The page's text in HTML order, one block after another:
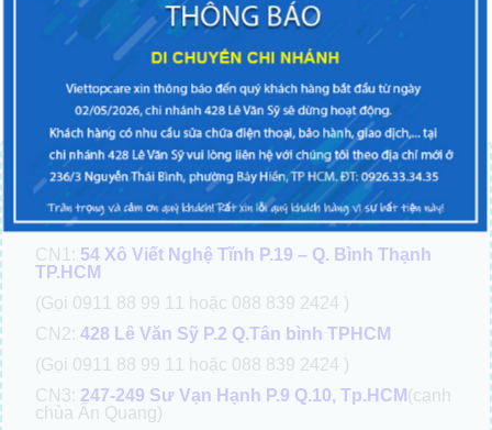
Sửa chữa iPhone
ĐIỆN THOẠI BẠN GẶP VẤN ĐỀ? LIÊN HỆ NGAY!
TRUNG TÂM SỬA CHỮA ĐIỆN THOẠI VIETTOPCARE
Chi nhánh miền Bắc:
CN5:
123C Thụy Khuê, Tây Hồ, Hà Nội
Chi nhánh miền Nam:
CN1: 54 Xô Viết Nghệ Tĩnh P.19 – Q. Bình Thạnh
TP.HCM
(Gọi 0911 88 99 11 hoặc 088 839 2424 )
CN2: 428 Lê Văn Sỹ P.2 Q.Tân bình TPHCM
(Gọi 0911 88 99 11 hoặc 088 839 2424 )
CN3: 247-249 Sư Vạn Hạnh P.9 Q.10, Tp.HCM (cạnh
chùa Ấn Quang)